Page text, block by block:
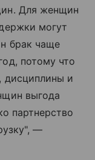
Для женщин
могут
брак чаще
потому что
дисциплины и
выгода
партнерство
—